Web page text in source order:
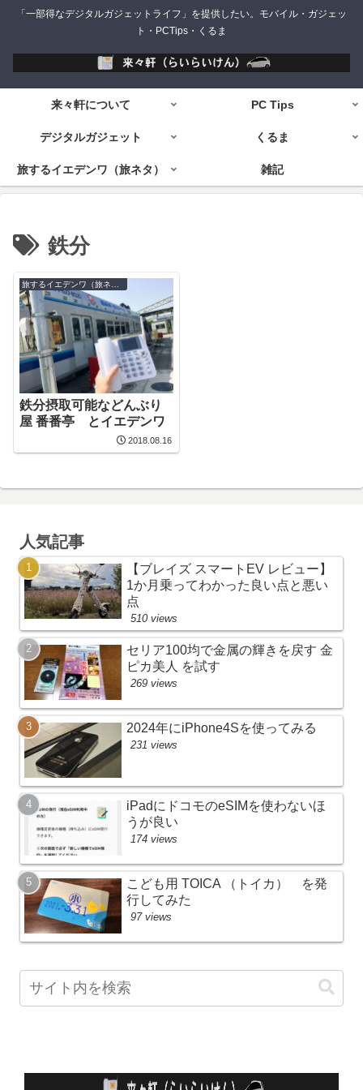
「一部得なデジタルガジェットライフ」を提供したい。モバイル・ガジェッ
ト・PCTips・くるま
来々軒について PC Tips
デジタルガジェット くるま
旅するイエデンワ（旅ネタ） 雑記
鉄分
鉄分摂取可能などんぶり
屋 番番亭 とイエデンワ
2018.08.16
人気記事
【ブレイズ スマートEV レビュー】
1か月乗ってわかった良い点と悪い
点
510 views
セリア100均で金属の輝きを戻す 金
ピカ美人 を試す
269 views
2024年にiPhone4Sを使ってみる
231 views
iPadにドコモのeSIMを使わないほ
うが良い
174 views
こども用 TOICA （トイカ） を発
行してみた
97 views